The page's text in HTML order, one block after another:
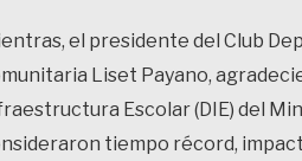
el presidente del Club
Liset Payano,
Escolar (DIE) del
tiempo récord,